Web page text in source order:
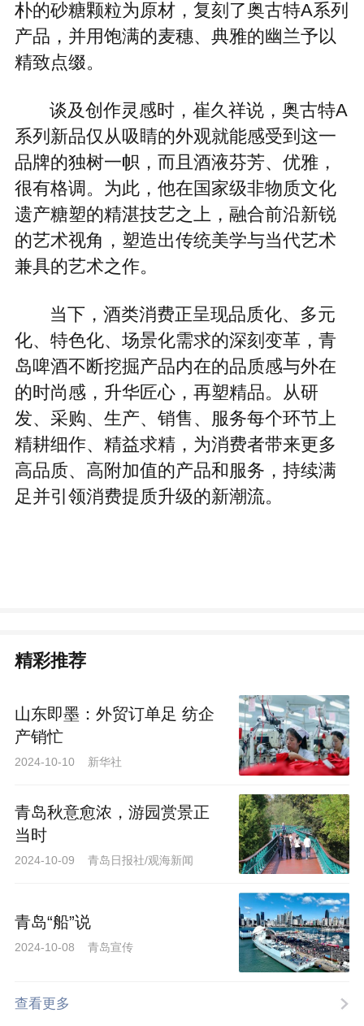
朴的砂糖颗粒为原材，复刻了奥古特A系列
产品，并用饱满的麦穗、典雅的幽兰予以
精致点缀。
谈及创作灵感时，崔久祥说，奥古特A
系列新品仅从吸睛的外观就能感受到这一
品牌的独树一帜，而且酒液芬芳、优雅，
很有格调。为此，他在国家级非物质文化
遗产糖塑的精湛技艺之上，融合前沿新锐
的艺术视角，塑造出传统美学与当代艺术
兼具的艺术之作。
当下，酒类消费正呈现品质化、多元
化、特色化、场景化需求的深刻变革，青
岛啤酒不断挖掘产品内在的品质感与外在
的时尚感，升华匠心，再塑精品。从研
发、采购、生产、销售、服务每个环节上
精耕细作、精益求精，为消费者带来更多
高品质、高附加值的产品和服务，持续满
足并引领消费提质升级的新潮流。
精彩推荐
山东即墨：外贸订单足 纺企
产销忙
2024-10-10 新华社
青岛秋意愈浓，游园赏景正
当时
2024-10-09 青岛日报社/观海新闻
青岛“船”说
2024-10-08 青岛宣传
查看更多